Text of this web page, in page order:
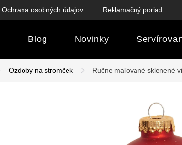
Ochrana osobných údajov Reklamačný poriadok
Blog Novinky
Ozdoby na stromček Ručne maľované sklenené